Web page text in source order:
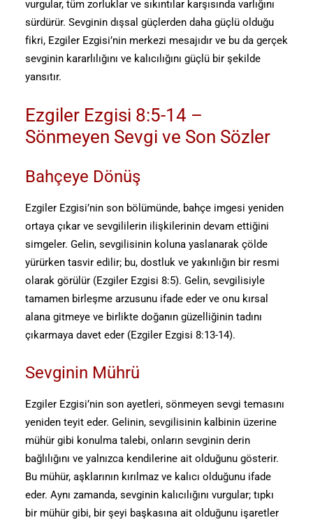
vurgular, tüm zorluklar ve sıkıntılar karşısında varlığını
sürdürür. Sevginin dışsal güçlerden daha güçlü olduğu
fikri, Ezgiler Ezgisi’nin merkezi mesajıdır ve bu da gerçek
sevginin kararlılığını ve kalıcılığını güçlü bir şekilde
yansıtır.
Ezgiler Ezgisi 8:5-14 –
Sönmeyen Sevgi ve Son Sözler
Bahçeye Dönüş
Ezgiler Ezgisi’nin son bölümünde, bahçe imgesi yeniden
ortaya çıkar ve sevgililerin ilişkilerinin devam ettiğini
simgeler. Gelin, sevgilisinin koluna yaslanarak çölde
yürürken tasvir edilir; bu, dostluk ve yakınlığın bir resmi
olarak görülür (Ezgiler Ezgisi 8:5). Gelin, sevgilisiyle
tamamen birleşme arzusunu ifade eder ve onu kırsal
alana gitmeye ve birlikte doğanın güzelliğinin tadını
çıkarmaya davet eder (Ezgiler Ezgisi 8:13-14).
Sevginin Mührü
Ezgiler Ezgisi’nin son ayetleri, sönmeyen sevgi temasını
yeniden teyit eder. Gelinin, sevgilisinin kalbinin üzerine
mühür gibi konulma talebi, onların sevginin derin
bağlılığını ve yalnızca kendilerine ait olduğunu gösterir.
Bu mühür, aşklarının kırılmaz ve kalıcı olduğunu ifade
eder. Aynı zamanda, sevginin kalıcılığını vurgular; tıpkı
bir mühür gibi, bir şeyi başkasına ait olduğunu işaretler